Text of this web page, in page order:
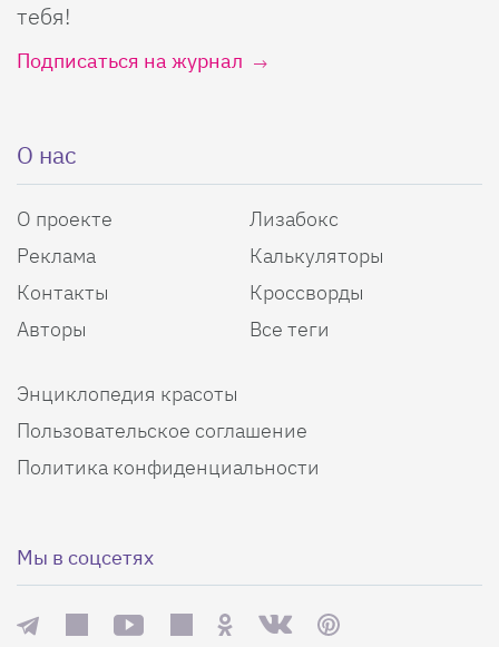
тебя!
Подписаться на журнал
О нас
О проекте
Реклама
Контакты
Авторы
Лизабокс
Калькуляторы
Кроссворды
Все теги
Энциклопедия красоты
Пользовательское соглашение
Политика конфиденциальности
Мы в соцсетях